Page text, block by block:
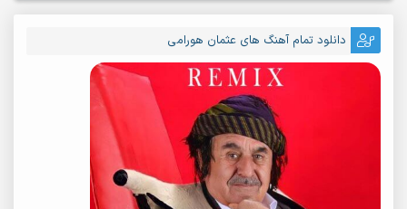
دانلود تمام آهنگ های عثمان هورامی